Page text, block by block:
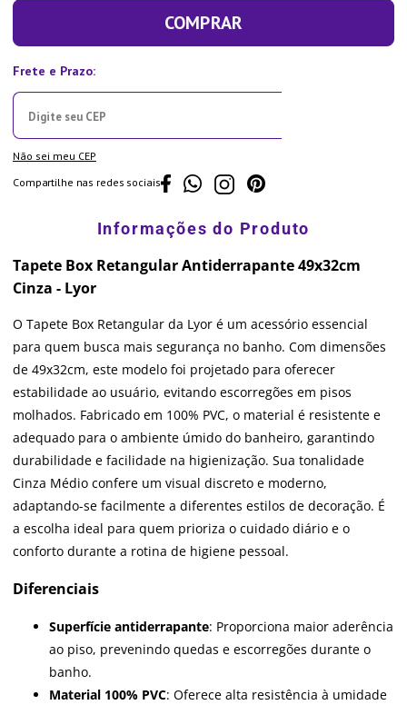
COMPRAR
Não sei meu CEP
Compartilhe nas redes sociais
Tapete Box Retangular Antiderrapante 49x32cm
Cinza - Lyor
O Tapete Box Retangular da Lyor é um acessório essencial
para quem busca mais segurança no banho. Com dimensões
de 49x32cm, este modelo foi projetado para oferecer
estabilidade ao usuário, evitando escorregões em pisos
molhados. Fabricado em 100% PVC, o material é resistente e
adequado para o ambiente úmido do banheiro, garantindo
durabilidade e facilidade na higienização. Sua tonalidade
Cinza Médio confere um visual discreto e moderno,
adaptando-se facilmente a diferentes estilos de decoração. É
a escolha ideal para quem prioriza o cuidado diário e o
conforto durante a rotina de higiene pessoal.
Diferenciais
Superfície antiderrapante: Proporciona maior aderência
ao piso, prevenindo quedas e escorregões durante o
banho.
Material 100% PVC: Oferece alta resistência à umidade